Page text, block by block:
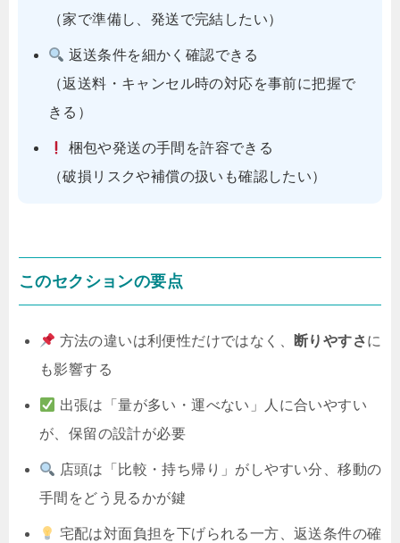
（家で準備し、発送で完結したい）
返送条件を細かく確認できる
（返送料・キャンセル時の対応を事前に把握で
きる）
梱包や発送の手間を許容できる
（破損リスクや補償の扱いも確認したい）
このセクションの要点
方法の違いは利便性だけではなく、 断りやすさに
も影響する
出張は「量が多い・運べない」人に合いやすい
が、保留の設計が必要
店頭は「比較・持ち帰り」がしやすい分、移動の
手間をどう見るかが鍵
宅配は対面負担を下げられる一方、返送条件の確